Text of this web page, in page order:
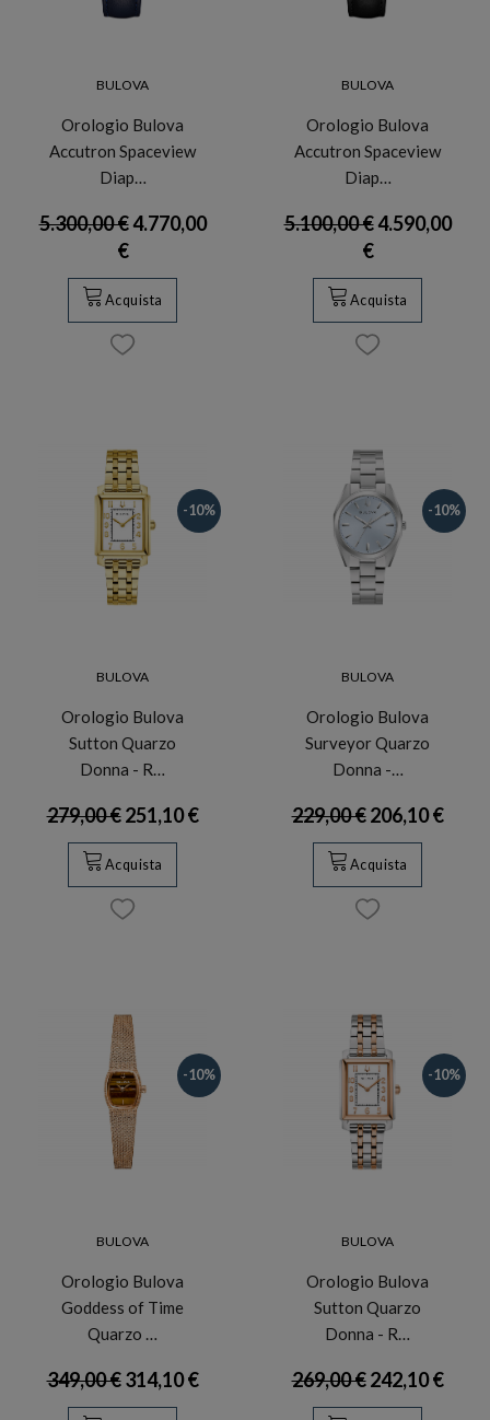
BULOVA
Orologio Bulova
Accutron Spaceview
Diap…
5.300,00 €4.770,00
€
Acquista
BULOVA
Orologio Bulova
Accutron Spaceview
Diap…
5.100,00 €4.590,00
€
Acquista
-10%
BULOVA
Orologio Bulova
Sutton Quarzo
Donna - R…
279,00 €251,10 €
Acquista
-10%
BULOVA
Orologio Bulova
Surveyor Quarzo
Donna -…
229,00 €206,10 €
Acquista
-10%
BULOVA
Orologio Bulova
Goddess of Time
Quarzo …
349,00 €314,10 €
-10%
BULOVA
Orologio Bulova
Sutton Quarzo
Donna - R…
269,00 €242,10 €